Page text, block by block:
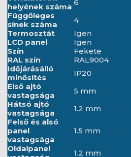
helyének száma 6
Függőleges
sínek száma
4
Termosztát
Igen
LCD panel
Igen
Szín
Fekete
RAL szín
RAL9004
Időjárásálló
minősítés
IP20
Első ajtó
vastagsága
5 mm
Hátsó ajtó
vastagsága
1.2 mm
Felső és alsó
panel
vastagsága
1.5 mm
Oldalpanel
1.2 mm